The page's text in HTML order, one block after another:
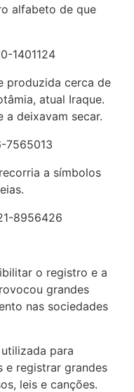
alfabeto de que
produzida cerca de
atual Iraque.
a deixavam secar.
a símbolos
o registro e a
grandes
nas sociedades
para
e registrar grandes
leis e canções.